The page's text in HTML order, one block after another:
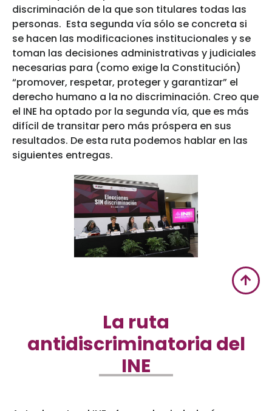
discriminación de la que son titulares todas las
personas. Esta segunda vía sólo se concreta si
se hacen las modificaciones institucionales y se
toman las decisiones administrativas y judiciales
necesarias para (como exige la Constitución)
“promover, respetar, proteger y garantizar” el
derecho humano a la no discriminación. Creo que
el INE ha optado por la segunda vía, que es más
difícil de transitar pero más próspera en sus
resultados. De esta ruta podemos hablar en las
siguientes entregas.
La ruta
antidiscriminatoria del
INE